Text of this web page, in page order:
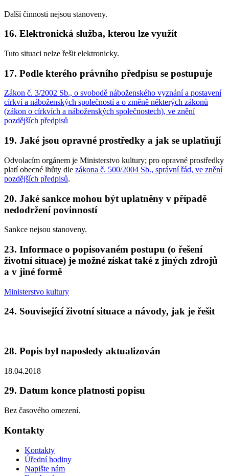
Další činnosti nejsou stanoveny.
16. Elektronická služba, kterou lze využít
Tuto situaci nelze řešit elektronicky.
17. Podle kterého právního předpisu se postupuje
Zákon č. 3/2002 Sb., o svobodě náboženského vyznání a postavení
církví a náboženských společností a o změně některých zákonů
(zákon o církvích a náboženských společnostech), ve znění
pozdějších předpisů
19. Jaké jsou opravné prostředky a jak se uplatňují
Odvolacím orgánem je Ministerstvo kultury; pro opravné prostředky
platí obecné lhůty dle zákona č. 500/2004 Sb., správní řád, ve znění
pozdějších předpisů.
20. Jaké sankce mohou být uplatněny v případě
nedodržení povinností
Sankce nejsou stanoveny.
23. Informace o popisovaném postupu (o řešení
životní situace) je možné získat také z jiných zdrojů
a v jiné formě
Ministerstvo kultury
24. Související životní situace a návody, jak je řešit
28. Popis byl naposledy aktualizován
18.04.2018
29. Datum konce platnosti popisu
Bez časového omezení.
Kontakty
Kontakty
Úřední hodiny
Napište nám